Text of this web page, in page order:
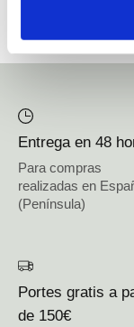
Entrega en 48
Para compras
realizadas en
(Península)
Portes gratis a
de 150€